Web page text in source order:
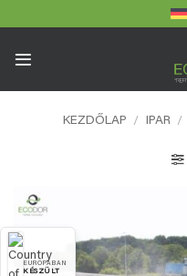
to
KEZDŐLAP / IPAR /
EURÓPÁBAN
KÉSZÜLT